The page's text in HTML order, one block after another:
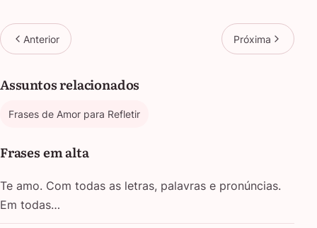
Anterior Próxima
Assuntos relacionados
Frases de Amor para Refletir
Frases em alta
Te amo. Com todas as letras, palavras e pronúncias.
Em todas…